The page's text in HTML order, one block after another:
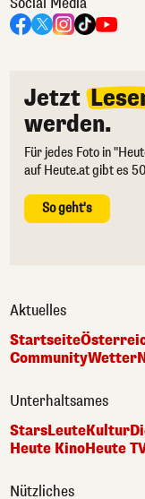
Jetzt
werden.
Für jedes Foto in
auf Heute.at gibt es
So geht's
Aktuelles
Startseite
CommunityWetter
Unterhaltsames
StarsLeuteKultur
Heute KinoHeute
Nützliches